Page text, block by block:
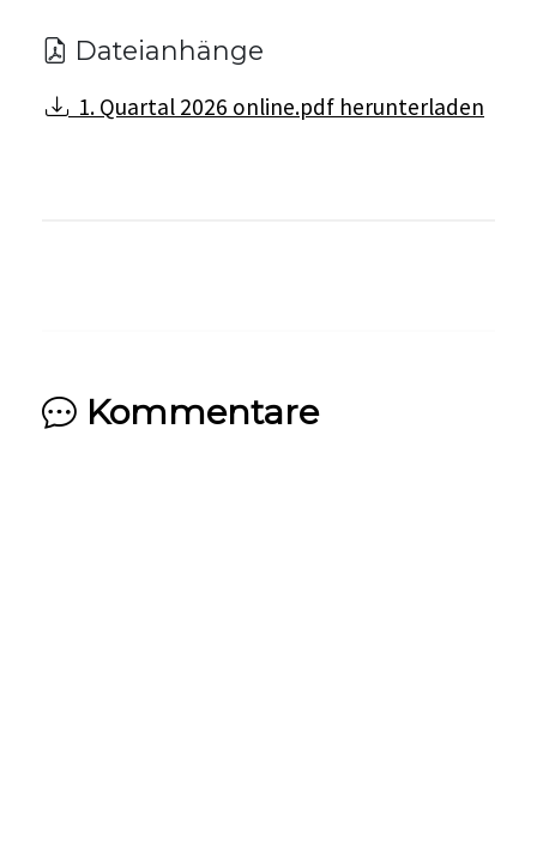
Dateianhänge
1. Quartal 2026 online.pdf herunterladen
Kommentare